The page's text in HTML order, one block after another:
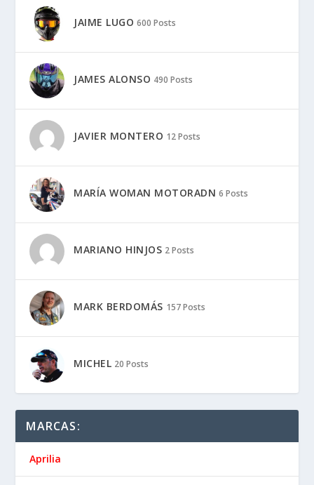
JAIME LUGO 600 Posts
JAMES ALONSO 490 Posts
JAVIER MONTERO 12 Posts
MARÍA WOMAN MOTORADN 6 Posts
MARIANO HINJOS 2 Posts
MARK BERDOMÁS 157 Posts
MICHEL 20 Posts
MARCAS:
Aprilia